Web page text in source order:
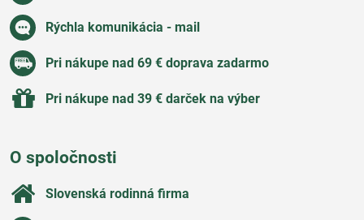
Rýchla komunikácia - mail
Pri nákupe nad 69 € doprava zadarmo
Pri nákupe nad 39 € darček na výber
O spoločnosti
Slovenská rodinná firma